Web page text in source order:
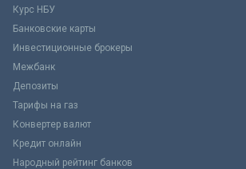
Курс НБУ
Банковские карты
Инвестиционные брокеры
Межбанк
Депозиты
Тарифы на газ
Конвертер валют
Кредит онлайн
Народный рейтинг банков